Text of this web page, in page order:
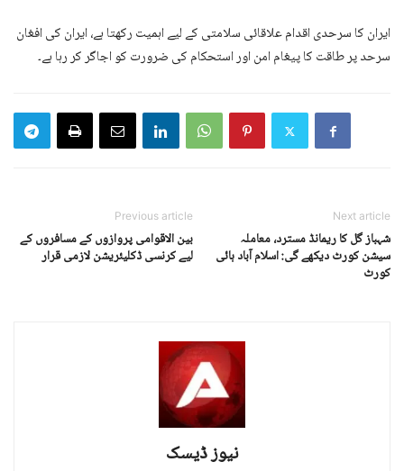
ایران کا سرحدی اقدام علاقائی سلامتی کے لیے اہمیت رکھتا ہے، ایران کی افغان
سرحد پر طاقت کا پیغام امن اور استحکام کی ضرورت کو اجاگر کر رہا ہے۔
Previous article
بین الاقوامی پروازوں کے مسافروں کے
لیے کرنسی ڈکلیئریشن لازمی قرار
Next article
شہباز گل کا ریمانڈ مسترد، معاملہ
سیشن کورٹ دیکھے گی: اسلام آباد ہائی
کورٹ
نیوز ڈیسک